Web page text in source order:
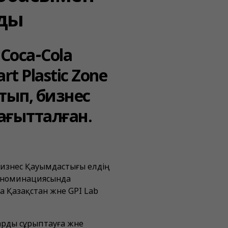
Plastic Zone
бизнес
Қауымдастығы елдің
номинациясында
Қазақстан және GPI Lab
сұрыптауға және